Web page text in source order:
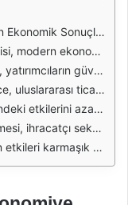
Sonuçları
ekonomik istikrarı tehdit eden unsurlar arasında yer alır. Bu durum, tüketici fiyatlarının artmasına ve enflasyonun yükselmesine neden olabilir.
Ayrıca, döviz cinsinden borçlanma yapan firmalar, döviz kurlarındaki artışla birlikte zor durumda kalabilirler, bu da iflas riskini artırır.
artmasına neden olabilir. Ülkeler, bu tür dış güçlere karşı dayanıklılık geliştirmek için ekonomik reformlar yapma gerekliliği hissedebilirler.
geliştirebilirler. Bu tür önlemler, ekonomik istikrarı sağlamak ve döviz dalgalanmalarının olumsuz etkilerini minimize etmek için önemlidir.
bulunabilir. Ancak, bu olumlu etki, döviz kurlarındaki dalgalanmaların istikrarlı bir şekilde sürmesi halinde geçerlidir.
anlamak ve buna uygun stratejiler geliştirmek, ülkelerin ekonomik istikrarını sağlamada kritik bir rol oynamaktadır.